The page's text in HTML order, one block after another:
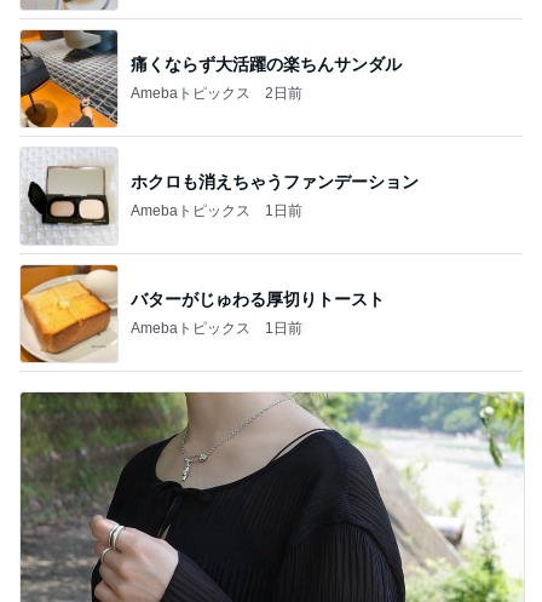
痛くならず大活躍の楽ちんサンダル
Amebaトピックス 2日前
ホクロも消えちゃうファンデーション
Amebaトピックス 1日前
バターがじゅわる厚切りトースト
Amebaトピックス 1日前